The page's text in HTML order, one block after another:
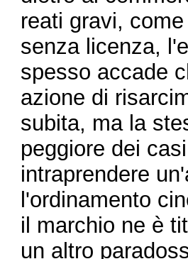
reati gravi,
senza licenza,
spesso accade
azione di
subita, ma la
peggiore dei
intraprendere
l'ordinamento
il marchio ne è
un altro